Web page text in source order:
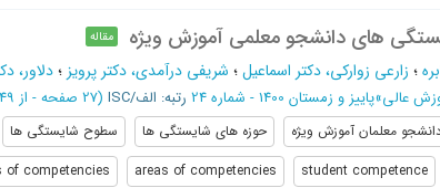
های دانشجو معلمی آموزش ویژه مقاله
؛ زارعی زوارکی، دکتر اسماعیل؛ شریفی درآمدی، دکتر پرویز ؛دلاور،
عالی»پاییز و زمستان 1400 - شماره 24 رتبه: الف/ISC (‎27 صفحه - از 249 تا 275
معلمان آموزش ویژه حوزه های شایستگی ها
سطوح شایستگی ها
student competence
areas of competencies
of competencies